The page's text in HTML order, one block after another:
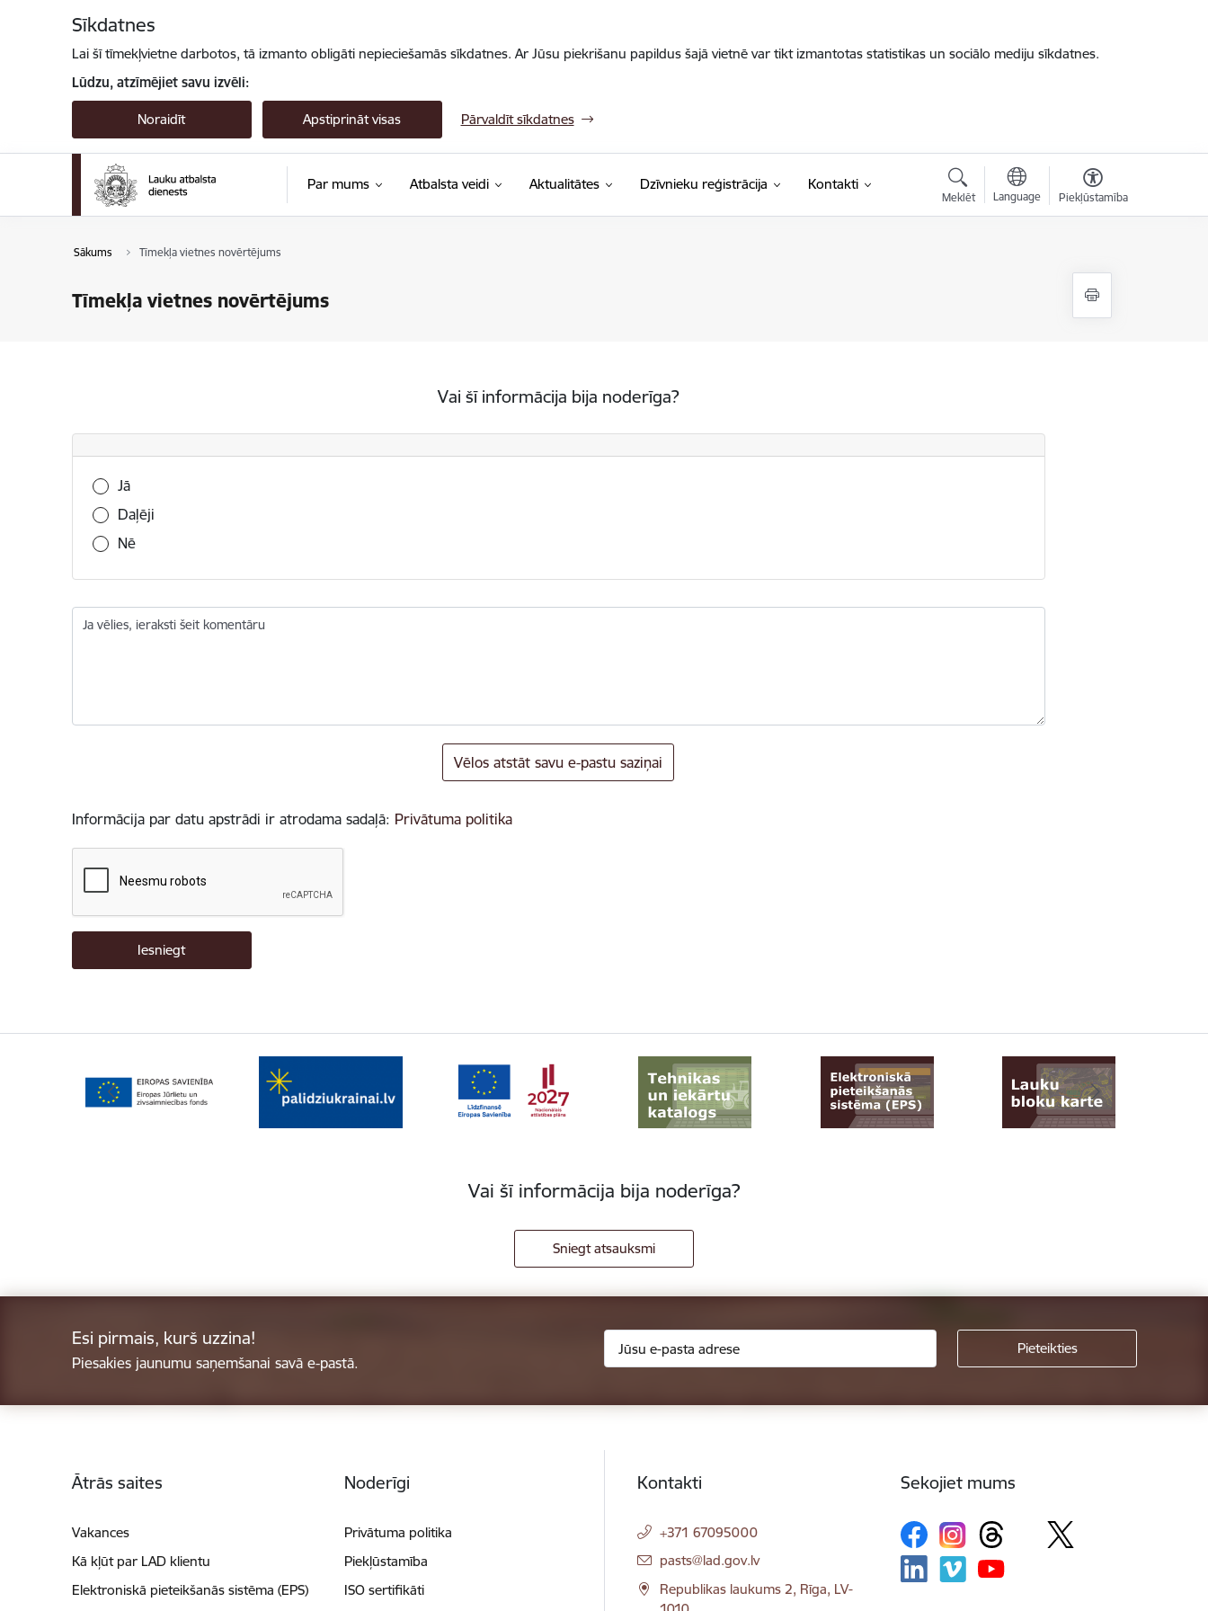
Sīkdatnes
Lai šī tīmekļvietne darbotos, tā izmanto obligāti nepieciešamās sīkdatnes. Ar Jūsu piekrišanu papildus šajā vietnē var tikt izmantotas statistikas un sociālo mediju sīkdatnes.
Lūdzu, atzīmējiet savu izvēli:
Noraidīt Apstiprināt visas Pārvaldīt sīkdatnes
Par mums Atbalsta veidi Aktualitātes Dzīvnieku reģistrācija Kontakti
Meklēt Language Piekļūstamība
Sākums Tīmekļa vietnes novērtējums
Tīmekļa vietnes novērtējums
Vai šī informācija bija noderīga?
Vai šī informācija bija noderīga?
Jā
Daļēji
Nē
Ja vēlies, ieraksti šeit komentāru
Vēlos atstāt savu e-pastu saziņai
Informācija par datu apstrādi ir atrodama sadaļā: Privātuma politika
Vai šī informācija bija noderīga?
Sniegt atsauksmi
Esi pirmais, kurš uzzina!
Piesakies jaunumu saņemšanai savā e-pastā.
Ātrās saites
Vakances
Kā kļūt par LAD klientu
Elektroniskā pieteikšanās sistēma (EPS)
Noderīgi
Privātuma politika
Piekļūstamība
ISO sertifikāti
Kontakti
+371 67095000
E-pasts:
pasts@lad.gov.lv
Republikas laukums 2, Rīga, LV-
Sekojiet mums